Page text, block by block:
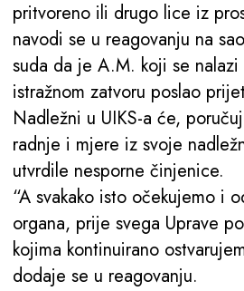
pritvoreno ili drugo lice iz
navodi se u reagovanju na
suda da je A.M. koji se nalazi
istražnom zatvoru poslao
Nadležni u UIKS-a će,
radnje i mjere iz svoje
utvrdile nesporne činjenice.
“A svakako isto očekujemo i
organa, prije svega Uprave
kojima kontinuirano
dodaje se u reagovanju.